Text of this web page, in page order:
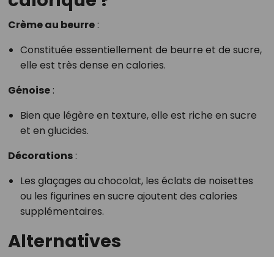
Crème au beurre:
Constituée essentiellement de beurre et de sucre,
elle est très dense en calories.
Génoise:
Bien que légère en texture, elle est riche en sucre
et en glucides.
Décorations:
Les glaçages au chocolat, les éclats de noisettes
ou les figurines en sucre ajoutent des calories
supplémentaires.
Alternatives